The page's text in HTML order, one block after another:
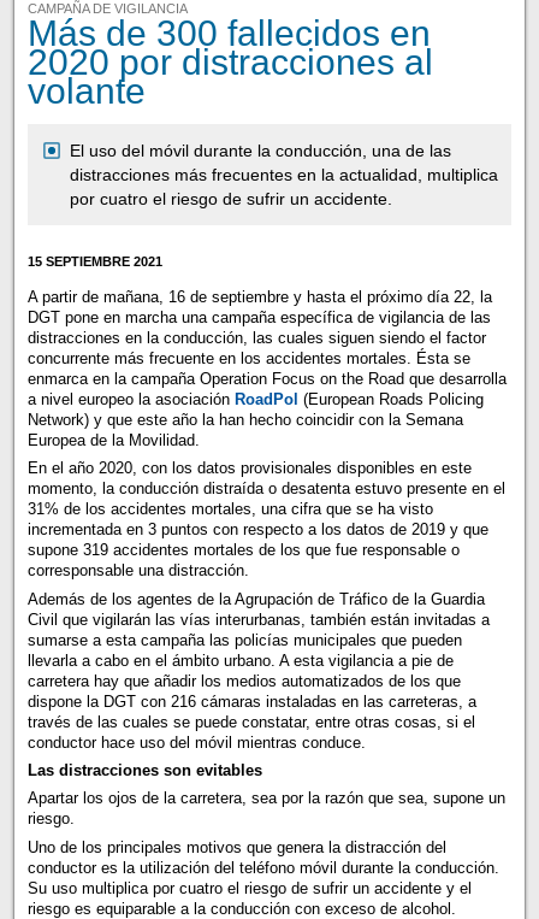
CAMPAÑA DE VIGILANCIA
Más de 300 fallecidos en
2020 por distracciones al
volante
El uso del móvil durante la conducción, una de las
distracciones más frecuentes en la actualidad, multiplica
por cuatro el riesgo de sufrir un accidente.
15 SEPTIEMBRE 2021
A partir de mañana, 16 de septiembre y hasta el próximo día 22, la
DGT pone en marcha una campaña específica de vigilancia de las
distracciones en la conducción, las cuales siguen siendo el factor
concurrente más frecuente en los accidentes mortales. Ésta se
enmarca en la campaña Operation Focus on the Road que desarrolla
a nivel europeo la asociación RoadPol (European Roads Policing
Network) y que este año la han hecho coincidir con la Semana
Europea de la Movilidad.
En el año 2020, con los datos provisionales disponibles en este
momento, la conducción distraída o desatenta estuvo presente en el
31% de los accidentes mortales, una cifra que se ha visto
incrementada en 3 puntos con respecto a los datos de 2019 y que
supone 319 accidentes mortales de los que fue responsable o
corresponsable una distracción.
Además de los agentes de la Agrupación de Tráfico de la Guardia
Civil que vigilarán las vías interurbanas, también están invitadas a
sumarse a esta campaña las policías municipales que pueden
llevarla a cabo en el ámbito urbano. A esta vigilancia a pie de
carretera hay que añadir los medios automatizados de los que
dispone la DGT con 216 cámaras instaladas en las carreteras, a
través de las cuales se puede constatar, entre otras cosas, si el
conductor hace uso del móvil mientras conduce.
Las distracciones son evitables
Apartar los ojos de la carretera, sea por la razón que sea, supone un
riesgo.
Uno de los principales motivos que genera la distracción del
conductor es la utilización del teléfono móvil durante la conducción.
Su uso multiplica por cuatro el riesgo de sufrir un accidente y el
riesgo es equiparable a la conducción con exceso de alcohol.